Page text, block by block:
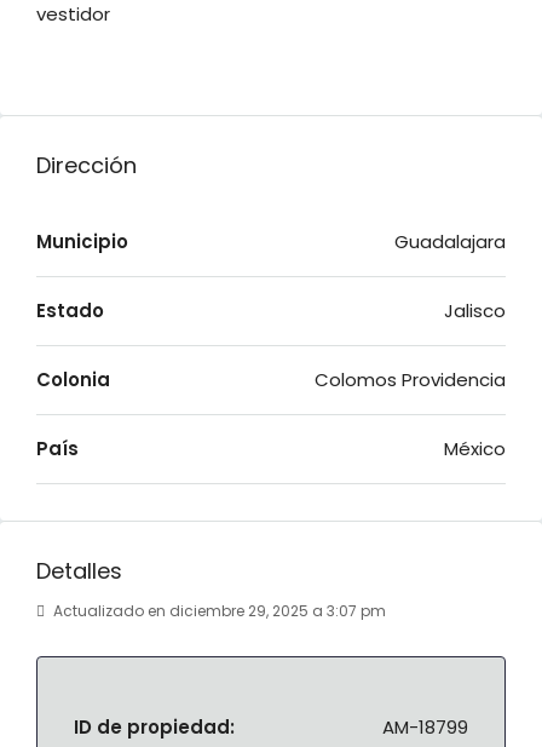
vestidor
Dirección
Municipio Guadalajara
Estado Jalisco
Colonia Colomos Providencia
País México
Detalles
Actualizado en diciembre 29, 2025 a 3:07 pm
ID de propiedad: AM-18799